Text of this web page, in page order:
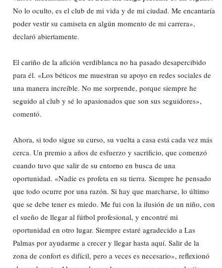
No lo oculto, es el club de mi vida y de mi ciudad. Me encantaría
poder vestir su camiseta en algún momento de mi carrera»,
declaró abiertamente.
El cariño de la afición verdiblanca no ha pasado desapercibido
para él. «Los béticos me muestran su apoyo en redes sociales de
una manera increíble. No me sorprende, porque siempre he
seguido al club y sé lo apasionados que son sus seguidores»,
comentó.
Ahora, si todo sigue su curso, su vuelta a casa está cada vez más
cerca. Un premio a años de esfuerzo y sacrificio, que comenzó
cuando tuvo que salir de su entorno en busca de una
oportunidad. «Nadie es profeta en su tierra. Siempre he pensado
que todo ocurre por una razón. Si hay que marcharse, lo último
que se debe tener es miedo. Me fui con la ilusión de un niño, con
el sueño de llegar al fútbol profesional, y encontré mi
oportunidad en otro lugar. Siempre estaré agradecido a Las
Palmas por ayudarme a crecer y llegar hasta aquí. Salir de la
zona de confort es difícil, pero a veces es necesario», reflexionó